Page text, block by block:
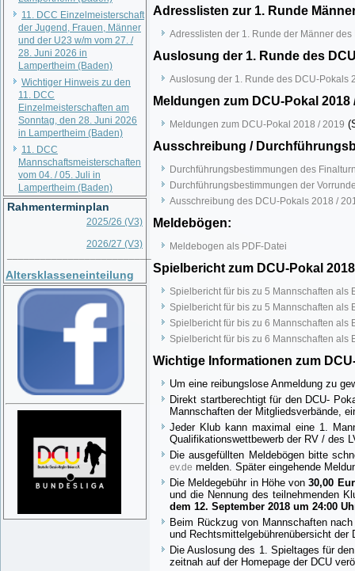
11. DCC Einzelmeisterschaft
der Jugend, Frauen, Männer
und der U23 w/m vom 27. /
28. Juni 2026 in
Lampertheim (Baden)
Wichtiger Hinweis zu den
11. DCC
Einzelmeisterschaften am
Sonntag, den 28. Juni 2026
in Lampertheim (Baden)
11. DCC
Mannschaftsmeisterschaften
vom 04. / 05. Juli in
Lampertheim (Baden)
Rahmenterminplan
2025/26 (V3)
2026/27 (V3)
Altersklasseneinteilung
Adresslisten zur 1. Runde
Adresslisten der 1. Runde der Männer
Auslosung der 1. Runde des
Auslosung der 1. Runde des DCU-Pokals
Meldungen zum DCU-Pokal 2018
Meldungen zum DCU-Pokal 2018 / 2019
Ausschreibung /
Durchführungsbestimmungen des
Durchführungsbestimmungen der
Ausschreibung des DCU-Pokals 2018 /
Meldebögen:
Meldebogen als PDF-Datei
Spielbericht zum DCU-Pokal
Spielbericht für bis zu 5 Mannschaften als
Spielbericht für bis zu 5 Mannschaften als
Spielbericht für bis zu 6 Mannschaften als
Spielbericht für bis zu 6 Mannschaften als
Wichtige Informationen zum
Um eine reibungslose Anmeldung zu
Direkt startberechtigt für den DCU-
Mannschaften der Mitgliedsverbände,
Jeder Klub kann maximal eine 1.
Qualifikationswettbewerb der RV / des
Die ausgefüllten Meldebögen bitte
ev.de melden. Später eingehende
Die Meldegebühr in Höhe von30,00
und die Nennung des teilnehmenden
dem 12. September 2018 um 24:00
Beim Rückzug von Mannschaften
und Rechtsmittelgebührenübersicht der
Die Auslosung des 1. Spieltages für
zeitnah auf der Homepage der DCU